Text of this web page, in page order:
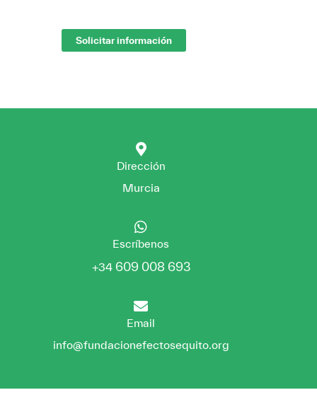
Solicitar información
Dirección
Murcia
Escríbenos
+34 609 008 693
Email
info@fundacionefectosequito.org